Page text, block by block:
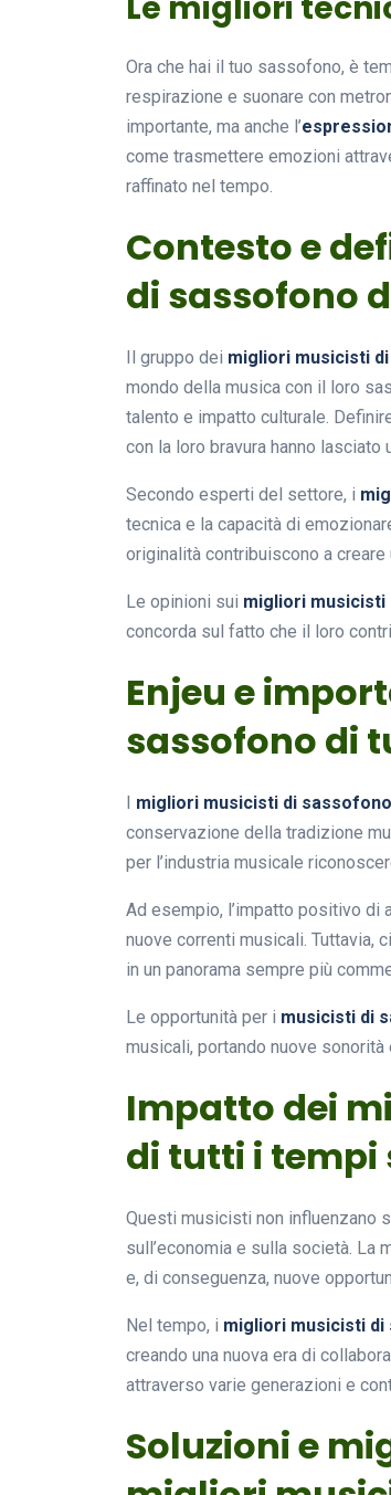
Ora che hai il tuo sassofono, è
respirazione e suonare con
importante, ma anche l’
come trasmettere emozioni
raffinato nel tempo.
Contesto e
di sassofono
Il gruppo dei migliori musicisti
mondo della musica con il loro
talento e impatto culturale.
con la loro bravura hanno
Secondo esperti del settore, i
tecnica e la capacità di
originalità contribuiscono a
Le opinioni sui migliori
concorda sul fatto che il loro
Enjeu e
sassofono di
I migliori musicisti di
conservazione della tradizione
per l’industria musicale
Ad esempio, l’impatto positivo di
nuove correnti musicali. Tuttavia,
in un panorama sempre più
Le opportunità per i musicisti di
musicali, portando nuove
Impatto dei
di tutti i tempi
Questi musicisti non influenzano
sull’economia e sulla società. La
e, di conseguenza, nuove
Nel tempo, i migliori musicisti di
creando una nuova era di
attraverso varie generazioni e
Soluzioni e